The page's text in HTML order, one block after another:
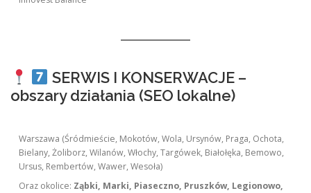
SERWIS I KONSERWACJE –
obszary działania (SEO lokalne)
Warszawa (Śródmieście, Mokotów, Wola, Ursynów, Praga, Ochota,
Bielany, Żoliborz, Wilanów, Włochy, Targówek, Białołęka, Bemowo,
Ursus, Rembertów, Wawer, Wesoła)
Oraz okolice: Ząbki, Marki, Piaseczno, Pruszków, Legionowo,